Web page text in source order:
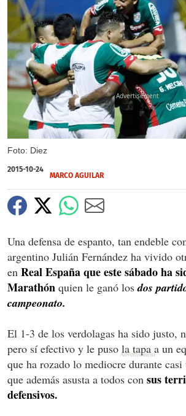
Foto: Diez
2015-10-24
MARCO AGUILAR
Una defensa de espanto, tan endeble
argentino Julián Fernández ha vivido
en Real España que este sábado ha
Marathón quien le ganó losdos
campeonato.
El 1-3 de los verdolagas ha sido justo,
pero sí efectivo y le puso la tapa a un
que ha rozado lo mediocre durante
que además asusta a todos con sus
defensivos.